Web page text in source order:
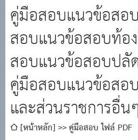
คู่มือสอบแนวข้อส
สอบแนวข้อสอบท้อ
สอบแนวข้อสอบปลั
คู่มือสอบแนวข้อสอ
และส่วนราชการอื่น
[หน้าหลัก] คู่มือสอบ ไฟล์ PDF